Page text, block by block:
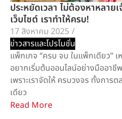
ประหยัดเวลา ไม่ต้องหาหลา
เว็บไซต์ เราทำให้ครบ!
17 สิงหาคม 2025 /
ข่าวสารและโปรโมชั่น
แพ็กเกจ “ครบ จบ ในแพ็กเดียว”
อยากเริ่มต้นออนไลน์อย่างมืออาชี
เพราะเราจัดให้ ครบวงจร ทั้งการ
เดียว
Read More